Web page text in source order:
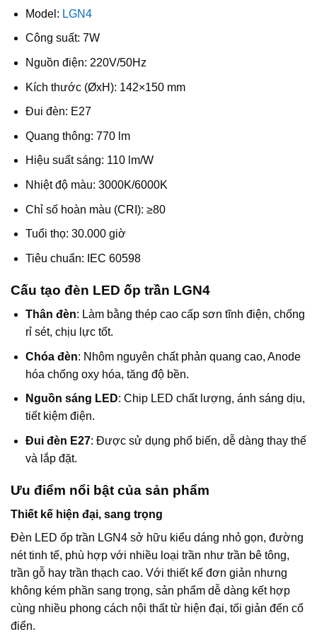
Model: LGN4
Công suất: 7W
Nguồn điện: 220V/50Hz
Kích thước (ØxH): 142×150 mm
Đui đèn: E27
Quang thông: 770 lm
Hiệu suất sáng: 110 lm/W
Nhiệt độ màu: 3000K/6000K
Chỉ số hoàn màu (CRI): ≥80
Tuổi thọ: 30.000 giờ
Tiêu chuẩn: IEC 60598
Cấu tạo đèn LED ốp trần LGN4
Thân đèn: Làm bằng thép cao cấp sơn tĩnh điện, chống
rỉ sét, chịu lực tốt.
Chóa đèn: Nhôm nguyên chất phản quang cao, Anode
hóa chống oxy hóa, tăng độ bền.
Nguồn sáng LED: Chip LED chất lượng, ánh sáng dịu,
tiết kiệm điện.
Đui đèn E27: Được sử dụng phổ biến, dễ dàng thay thế
và lắp đặt.
Ưu điểm nổi bật của sản phẩm
Thiết kế hiện đại, sang trọng
Đèn LED ốp trần LGN4 sở hữu kiểu dáng nhỏ gọn, đường
nét tinh tế, phù hợp với nhiều loại trần như trần bê tông,
trần gỗ hay trần thạch cao. Với thiết kế đơn giản nhưng
không kém phần sang trọng, sản phẩm dễ dàng kết hợp
cùng nhiều phong cách nội thất từ hiện đại, tối giản đến cổ
điển.